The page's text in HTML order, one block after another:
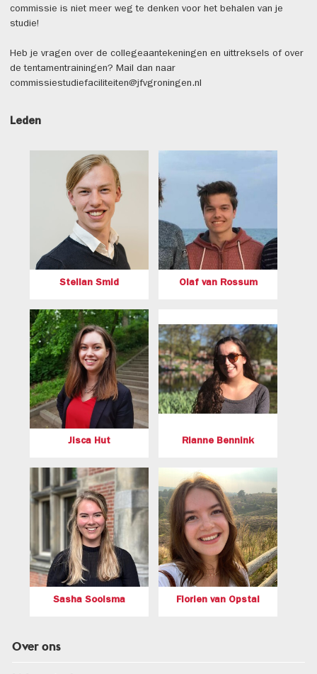
Over ons
commissie is niet meer weg te denken voor het behalen van je
studie!
Heb je vragen over de collegeaantekeningen en uittreksels of over
de tentamentrainingen? Mail dan naar
commissiestudiefaciliteiten@jfvgroningen.nl
Leden
Stellan Smid Olaf van Rossum
Jisca Hut Rianne Bennink
Sasha Soolsma Florien van Opstal